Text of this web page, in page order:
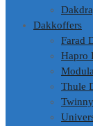
Dakkoffers
Farad
Hapro
Thule